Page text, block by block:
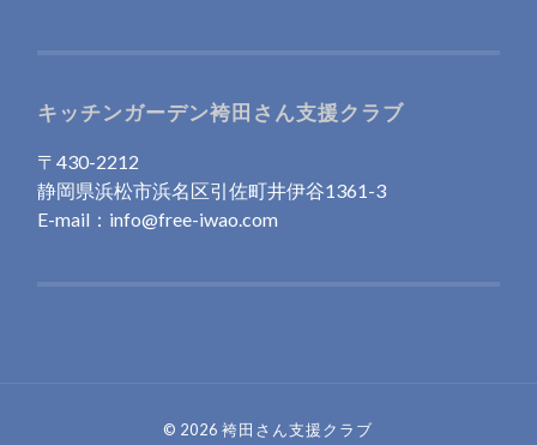
キッチンガーデン袴田さん支援クラブ
〒430-2212
静岡県浜松市浜名区引佐町井伊谷1361-3
E-mail：info@free-iwao.com
© 2026袴田さん支援クラブ